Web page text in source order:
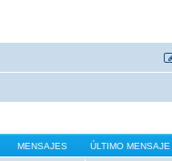
MENSAJES ÚLTIMO MENSAJE